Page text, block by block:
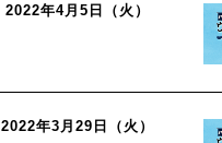
2022年4月5日（火）
2022年3月29日（火）